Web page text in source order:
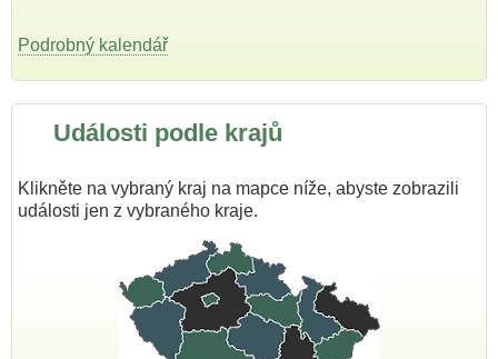
Podrobný kalendář
Události podle krajů
Klikněte na vybraný kraj na mapce níže, abyste zobrazili
události jen z vybraného kraje.